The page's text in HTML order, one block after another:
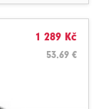
1 289 Kč
53.69 €